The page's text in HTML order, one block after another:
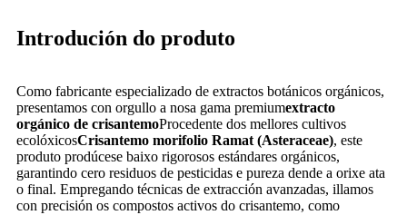
Introdución do produto
Como fabricante especializado de extractos botánicos orgánicos,
presentamos con orgullo a nosa gama premiumextracto
orgánico de crisantemoProcedente dos mellores cultivos
ecolóxicosCrisantemo morifolio Ramat (Asteraceae), este
produto prodúcese baixo rigorosos estándares orgánicos,
garantindo cero residuos de pesticidas e pureza dende a orixe ata
o final. Empregando técnicas de extracción avanzadas, illamos
con precisión os compostos activos do crisantemo, como